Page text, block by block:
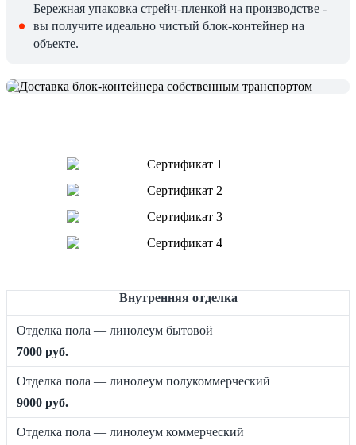
Бережная упаковка стрейч-пленкой на производстве -
вы получите идеально чистый блок-контейнер на
объекте.
Внутренняя отделка
Отделка пола — линолеум бытовой
7000 руб.
Отделка пола — линолеум полукоммерческий
9000 руб.
Отделка пола — линолеум коммерческий